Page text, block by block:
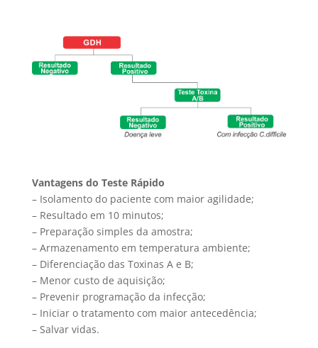
Vantagens do Teste Rápido
– Isolamento do paciente com maior agilidade;
– Resultado em 10 minutos;
– Preparação simples da amostra;
– Armazenamento em temperatura ambiente;
– Diferenciação das Toxinas A e B;
– Menor custo de aquisição;
– Prevenir programação da infecção;
– Iniciar o tratamento com maior antecedência;
– Salvar vidas.